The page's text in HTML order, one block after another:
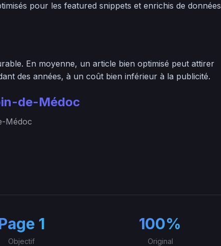
pour les featured snippets et enrichis de données
En moyenne, un article bien optimisé peut attirer
des années, à un coût bien inférieur à la publicité.
de-Médoc
Médoc
1
Objectif
100%
Original